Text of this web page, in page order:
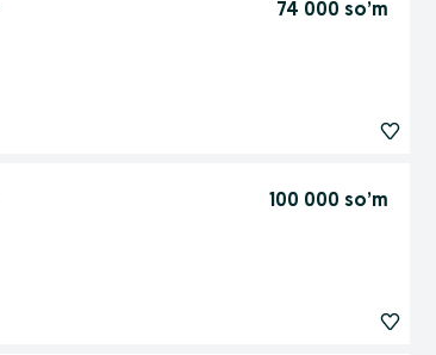
74 000 so’m
100 000 so’m